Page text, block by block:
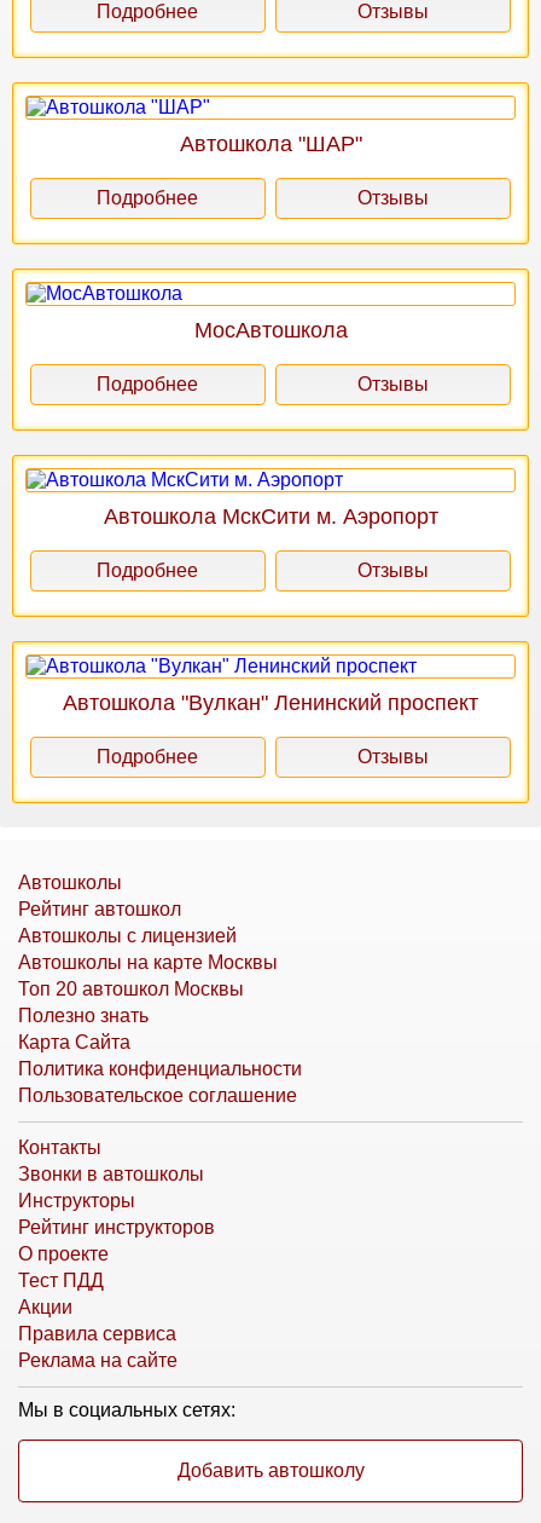
Подробнее Отзывы
Автошкола "ШАР"
Подробнее Отзывы
МосАвтошкола
Подробнее Отзывы
Автошкола МскСити м. Аэропорт
Подробнее Отзывы
Автошкола "Вулкан" Ленинский проспект
Подробнее Отзывы
Автошколы
Рейтинг автошкол
Автошколы с лицензией
Автошколы на карте Москвы
Топ 20 автошкол Москвы
Полезно знать
Карта Сайта
Политика конфиденциальности
Пользовательское соглашение
Контакты
Звонки в автошколы
Инструкторы
Рейтинг инструкторов
О проекте
Тест ПДД
Акции
Правила сервиса
Реклама на сайте
Мы в социальных сетях:
Добавить автошколу